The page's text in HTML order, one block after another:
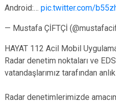
Android:… pic.twitter.com/
— Mustafa ÇİFTÇİ
HAYAT 112 Acil Mobil
Radar denetim noktaları ve
vatandaşlarımız tarafından
Radar denetimlerimizde